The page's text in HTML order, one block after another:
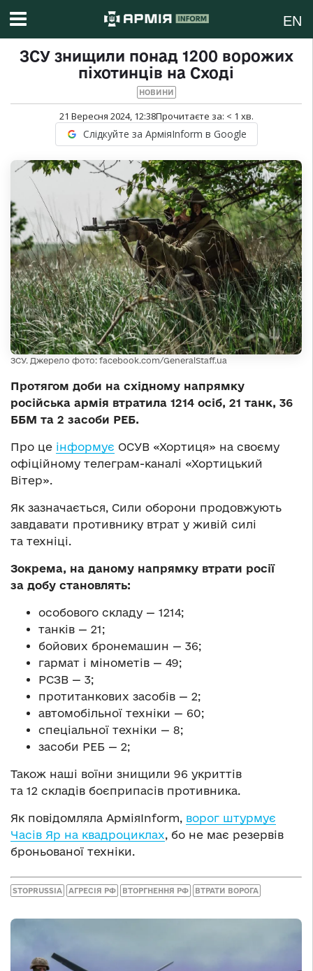
EN
ЗСУ знищили понад 1200 ворожих
піхотинців на Сході
НОВИНИ
21 Вересня 2024, 12:38Прочитаєте за: < 1 хв.
Слідкуйте за АрміяInform в Google
ЗСУ. Джерело фото: facebook.com/GeneralStaff.ua
Протягом доби на східному напрямку
російська армія втратила 1214 осіб, 21 танк, 36
ББМ та 2 засоби РЕБ.
Про це інформує ОСУВ «Хортиця» на своєму
офіційному телеграм-каналі «Хортицький
Вітер».
Як зазначається, Сили оборони продовжують
завдавати противнику втрат у живій силі
та техніці.
Зокрема, на даному напрямку втрати росії
за добу становлять:
особового складу — 1214;
танків — 21;
бойових бронемашин — 36;
гармат і мінометів — 49;
РСЗВ — 3;
протитанкових засобів — 2;
автомобільної техніки — 60;
спеціальної техніки — 8;
засоби РЕБ — 2;
Також наші воїни знищили 96 укриттів
та 12 складів боєприпасів противника.
Як повідомляла АрміяInform, ворог штурмує
Часів Яр на квадроциклах, бо не має резервів
броньованої техніки.
STOPRUSSIA АГРЕСІЯ РФ ВТОРГНЕННЯ РФ ВТРАТИ ВОРОГА